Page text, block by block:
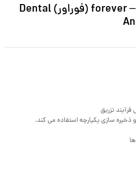
دستگاه تزریق داروی بی حسی – forever (فوراور) Dental
تزریق
ذخیره سازی یکپارچه استفاده می کند.